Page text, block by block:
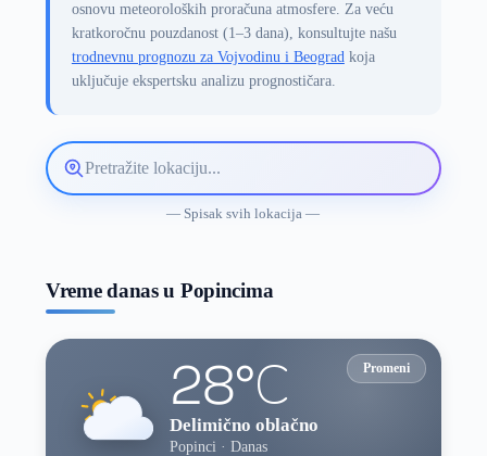
osnovu meteoroloških proračuna atmosfere. Za veću
kratkoročnu pouzdanost (1–3 dana), konsultujte našu
trodnevnu prognozu za Vojvodinu i Beogradkoja
uključuje ekspertsku analizu prognostičara.
Pretražite
lokaciju
— Spisak svih lokacija —
Vreme danas u Popincima
Promeni
28°C
Delimično oblačno
Popinci · Danas